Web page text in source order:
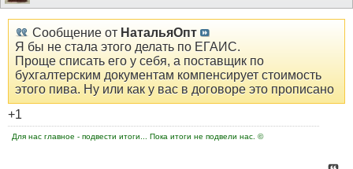
Сообщение от НатальяОпт
Я бы не стала этого делать по ЕГАИС.
Проще списать его у себя, а поставщик по
бухгалтерским документам компенсирует стоимость
этого пива. Ну или как у вас в договоре это прописано
+1
Для нас главное - подвести итоги... Пока итоги не подвели нас. ©